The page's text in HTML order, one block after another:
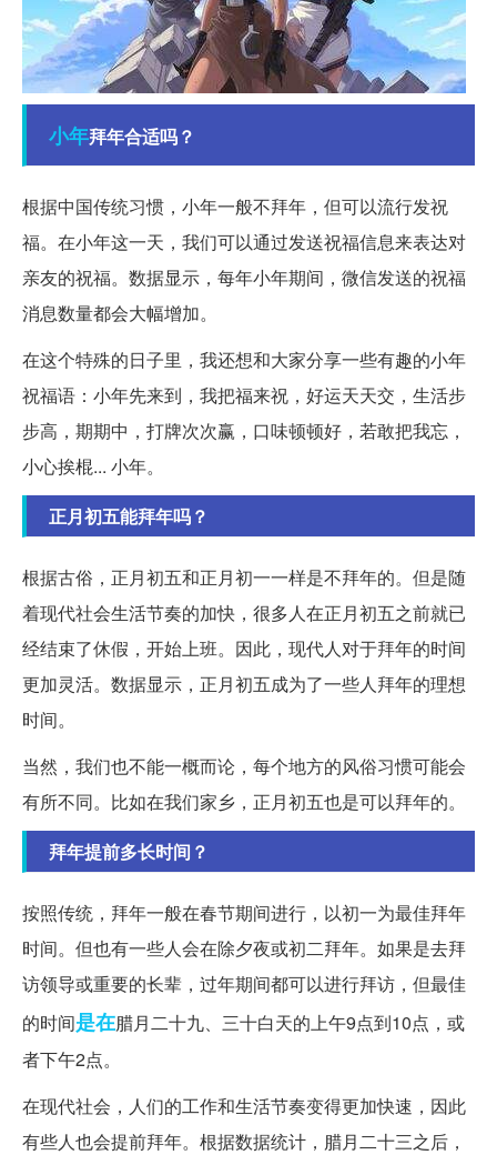
小年拜年合适吗？
根据中国传统习惯，小年一般不拜年，但可以流行发祝
福。在小年这一天，我们可以通过发送祝福信息来表达对
亲友的祝福。数据显示，每年小年期间，微信发送的祝福
消息数量都会大幅增加。
在这个特殊的日子里，我还想和大家分享一些有趣的小年
祝福语：小年先来到，我把福来祝，好运天天交，生活步
步高，期期中，打牌次次赢，口味顿顿好，若敢把我忘，
小心挨棍... 小年。
正月初五能拜年吗？
根据古俗，正月初五和正月初一一样是不拜年的。但是随
着现代社会生活节奏的加快，很多人在正月初五之前就已
经结束了休假，开始上班。因此，现代人对于拜年的时间
更加灵活。数据显示，正月初五成为了一些人拜年的理想
时间。
当然，我们也不能一概而论，每个地方的风俗习惯可能会
有所不同。比如在我们家乡，正月初五也是可以拜年的。
拜年提前多长时间？
按照传统，拜年一般在春节期间进行，以初一为最佳拜年
时间。但也有一些人会在除夕夜或初二拜年。如果是去拜
访领导或重要的长辈，过年期间都可以进行拜访，但最佳
的时间是在腊月二十九、三十白天的上午9点到10点，或
者下午2点。
在现代社会，人们的工作和生活节奏变得更加快速，因此
有些人也会提前拜年。根据数据统计，腊月二十三之后，